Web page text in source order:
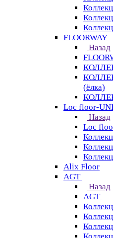
FLOORWAY
Назад
(ёлка)
Loс floor-
Назад
Loс
Alix Floor
AGT
Назад
AGT